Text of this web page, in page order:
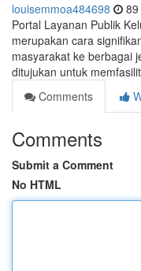
louisemmoa484698
Portal Layanan Publik
merupakan cara
masyarakat ke berbagai
ditujukan untuk
Comments
Comments
Submit a Comment
No HTML